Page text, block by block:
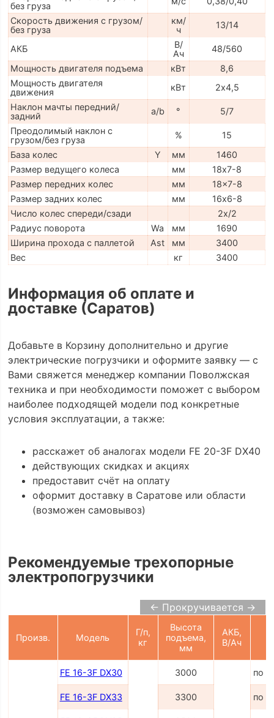
без груза
Скорость движения с грузом/
без груза
км/
ч
13/14
АКБ
В/
Ач
48/560
Мощность двигателя подъема
кВт
8,6
Мощность двигателя
движения
кВт
2х4,5
Наклон мачты передний/
задний
a/b °
5/7
Преодолимый наклон с
грузом/без груза
%
15
База колес
Y мм
1460
Размер ведущего колеса
мм
18х7-8
Размер передних колес
мм
18x7-8
Размер задних колес
мм
16х6-8
Число колес спереди/сзади
2x/2
Радиус поворота
Wa мм
1690
Ширина прохода с паллетой
Ast мм
3400
Вес
кг 3400
Информация об оплате и
доставке (Саратов)
Добавьте в Корзину дополнительно и другие
электрические погрузчики и оформите заявку — с
Вами свяжется менеджер компании Поволжская
техника и при необходимости поможет с выбором
наиболее подходящей модели под конкретные
условия эксплуатации, а также:
расскажет об аналогах модели FE 20-3F DX40
действующих скидках и акциях
предоставит счёт на оплату
оформит доставку в Саратове или области
(возможен самовывоз)
Рекомендуемые трехопорные
электропогрузчики
← Прокручивается →
Произв. Модель
Г/п,
кг
Высота
подъема,
мм
АКБ,
В/Ач
FE 16-3F DX30 3000 по
FE 16-3F DX33 3300 по